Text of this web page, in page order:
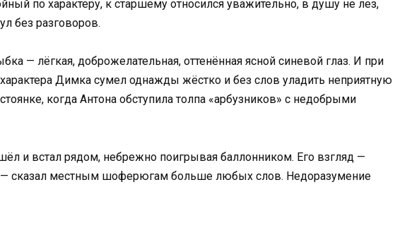
по характеру, к старшему относился уважительно, в душу не лез,
без разговоров.
— лёгкая, доброжелательная, оттенённая ясной синевой глаз. И при
характера Димка сумел однажды жёстко и без слов уладить неприятную
когда Антона обступила толпа «арбузников» с недобрыми
и встал рядом, небрежно поигрывая баллонником. Его взгляд —
сказал местным шоферюгам больше любых слов. Недоразумение